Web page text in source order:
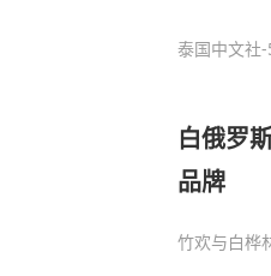
泰国中文社-
白俄罗
品牌
竹欢与白桦